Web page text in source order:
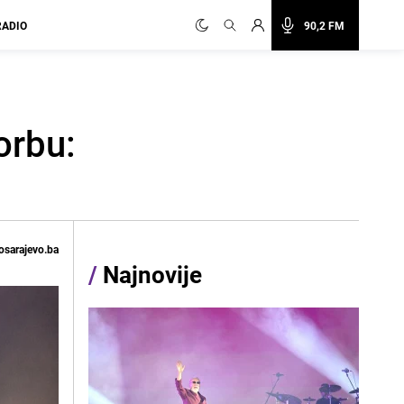
90,2 FM
/ Najnovije